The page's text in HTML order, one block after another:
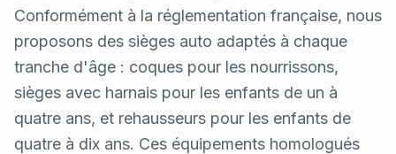
Conformément à la réglementation française, nous
proposons des sièges auto adaptés à chaque
tranche d'âge : coques pour les nourrissons,
sièges avec harnais pour les enfants de un à
quatre ans, et rehausseurs pour les enfants de
quatre à dix ans. Ces équipements homologués